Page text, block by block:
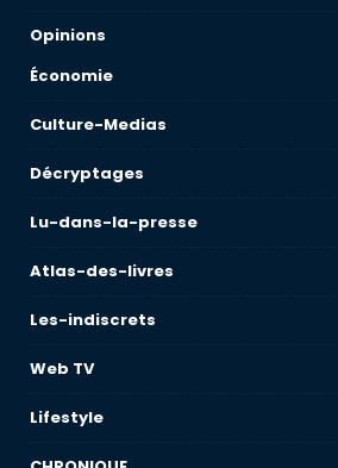
Opinions
Économie
Culture-Medias
Décryptages
Lu-dans-la-presse
Atlas-des-livres
Les-indiscrets
Web TV
Lifestyle